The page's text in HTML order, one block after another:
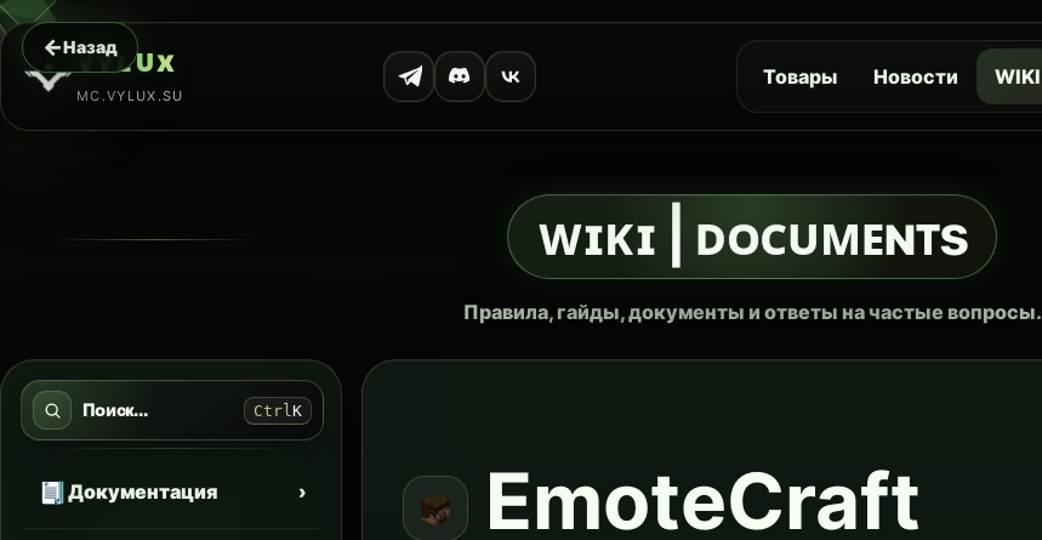
ᴠʏʟᴜx
MC.VYLUX.SU
Товары Новости WIKI
←Назад
ᴡɪᴋɪ | ᴅᴏᴄᴜᴍᴇɴᴛs
Правила, гайды, документы и ответы на частые вопросы.
Поиск... Ctrl K
Документация EmoteCraft